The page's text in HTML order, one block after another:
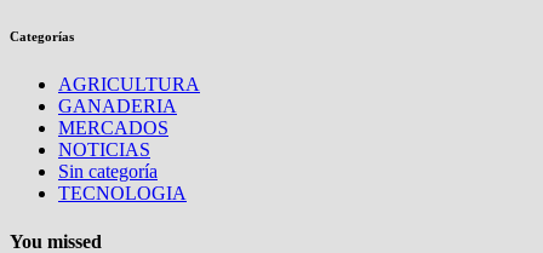
Categorías
AGRICULTURA
GANADERIA
MERCADOS
NOTICIAS
Sin categoría
TECNOLOGIA
You missed